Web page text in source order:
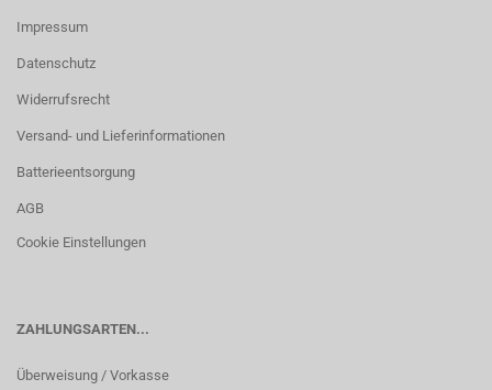
Impressum
Datenschutz
Widerrufsrecht
Versand- und Lieferinformationen
Batterieentsorgung
AGB
Cookie Einstellungen
ZAHLUNGSARTEN...
Überweisung / Vorkasse